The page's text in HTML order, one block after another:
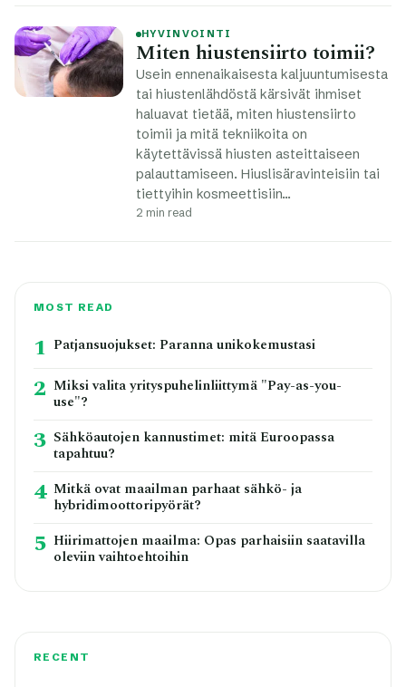
HYVINVOINTI
Miten hiustensiirto toimii?
Usein ennenaikaisesta kaljuuntumisesta
tai hiustenlähdöstä kärsivät ihmiset
haluavat tietää, miten hiustensiirto
toimii ja mitä tekniikoita on
käytettävissä hiusten asteittaiseen
palauttamiseen. Hiuslisäravinteisiin tai
tiettyihin kosmeettisiin…
2 min read
MOST READ
1 Patjansuojukset: Paranna unikokemustasi
2 Miksi valita yrityspuhelinliittymä "Pay-as-you-
use"?
3 Sähköautojen kannustimet: mitä Euroopassa
tapahtuu?
4 Mitkä ovat maailman parhaat sähkö- ja
hybridimoottoripyörät?
5 Hiirimattojen maailma: Opas parhaisiin saatavilla
oleviin vaihtoehtoihin
RECENT